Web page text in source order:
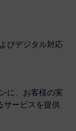
びデジタル対応
に、お客様の実
サービスを提供